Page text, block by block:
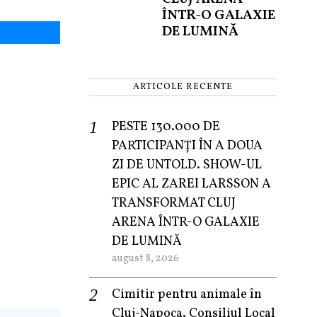
ÎNTR-O GALAXIE
DE LUMINĂ
ARTICOLE RECENTE
PESTE 130.000 DE
PARTICIPANȚI ÎN A DOUA
ZI DE UNTOLD. SHOW-UL
EPIC AL ZAREI LARSSON A
TRANSFORMAT CLUJ
ARENA ÎNTR-O GALAXIE
DE LUMINĂ
august 8, 2026
Cimitir pentru animale în